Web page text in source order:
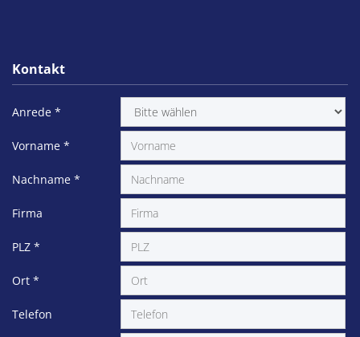
Kontakt
Anrede *
Vorname *
Nachname *
Firma
PLZ *
Ort *
Telefon